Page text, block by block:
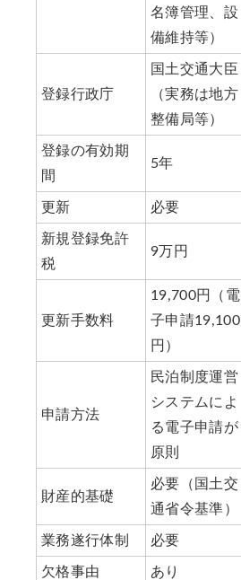
名簿管理、設
備維持等）
登録行政庁
国土交通大臣
（実務は地方
整備局等）
登録の有効期
間
5年
更新 必要
新規登録免許
税
9万円
更新手数料
19,700円（電
子申請19,100
円）
申請方法
民泊制度運営
システムによ
る電子申請が
原則
財産的基礎
必要（国土交
通省令基準）
業務遂行体制 必要
欠格事由 あり